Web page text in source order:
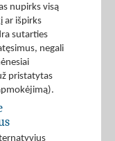
nupirks visą
ar išpirks
sutarties
negali
pristatytas